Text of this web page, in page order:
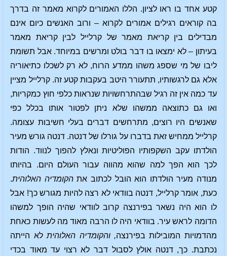
קטע אחד בו ראו לציון. הללו האמורים לקרוא מאמר זה בדרך
בה קוראים רגילים אמורים לקרוא – ורוב האנשים כיום אינם
מבדילים בין קריאת מאמר של קרלייל לבין קריאת מאמר
בעיתון – לא ימצאו בו דבר בולט ומרשים במיוחד. אבל תשומת
ליבו של מי שספג משהו ממדע הרוח, לא רק לשכלו כתיאוריה
אלא גם לרגשותיו, תתעורר היטב בעקבות קטע זה. קרלייל מציין
עד כמה אין זה רגיל שבהתרחשויות שנראות כלפי חוץ כמקריות,
ואו גם כתוצאה ממשהו שלא ניתן לפטור אותו בכלל כפי
שאנשים היו רוצים, מתרחשים דברים בעלי חשיבות עצומה.
קרלייל ממחיש זאת בדברו על גורלו של דנטה. דנטה גורש מעיר
הולדתו עקב השקפותיו הפוליטיות ונאלץ להפוך לנווד. הודות
לכך הוא הפך למה שהוא מהווה עבור העולם היום. בהיותו
מנודה מעיר הולדתו הוא הובל לכתוב אתהקומדיה האלוהית.
כעת, אומר קרלייל, דנטה בוודאי לא רצה להיות מגורש כך! אבל
לו הוא היה נשאר בפירנצה קרוב לוודאי שהיה הופך למשהו
הדומה לראש עיר. בוודאי היה לו הרבה מאוד מה לעשות כאחת
מהדמויות המובילות בפירנצה, והקומדיה האלוהיתלא הייתה
נכתבת. כך, דנטה אולץ לסבול דבר לא רצוי עד מאוד בכדי